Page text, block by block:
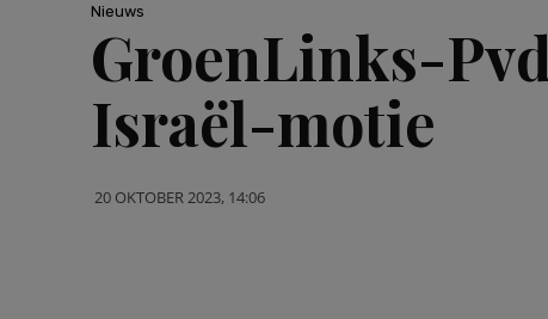
Nieuws
GroenLinks-
Israël-motie
20 OKTOBER 2023, 14:06